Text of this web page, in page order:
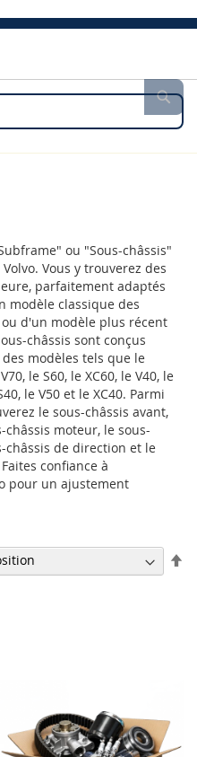
ou "Sous-châssis"
Vous y trouverez des
parfaitement adaptés
modèle classique des
ou d'un modèle plus récent
châssis sont conçus
modèles tels que le
le S60, le XC60, le V40, le
le V50 et le XC40. Parmi
le sous-châssis avant,
châssis moteur, le sous-
châssis de direction et le
confiance à
pour un ajustement